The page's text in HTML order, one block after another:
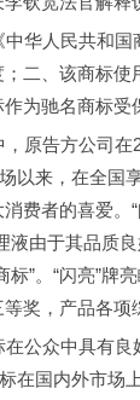
华人民共和国
二、该商标
为驰名商标受
原告方公司在
以来，在全国
费者的喜爱。
液由于其品质
标”。“闪亮”牌
奖，产品各项
公众中具有良
在国内外市